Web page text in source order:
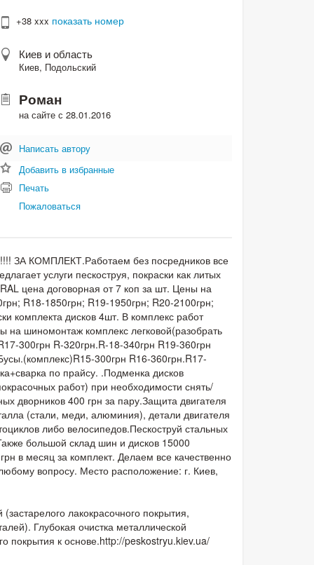
+38 xxx показать номер
Киев и область
Киев, Подольский
Роман
на сайте с 28.01.2016
Написать автору
Добавить в избранные
Печать
Пожаловаться
ЗА КОМПЛЕКТ.Работаем без посредников все
услуги пескоструя, покраски как литых
цена договорная от 7 коп за шт. Цены на
R18-1850грн; R19-1950грн; R20-2100грн;
комплекта дисков 4шт. В комплекс работ
на шиномонтаж комплекс легковой(разобрать
300грн R-320грн.R-18-340грн R19-360грн
300грн R16-360грн.R17-
по прайсу. .Подменка дисков
работ) при необходимости снять/
дворников 400 грн за пару.Защита двигателя
(стали, меди, алюминия), детали двигателя
либо велосипедов.Пескоструй стальных
большой склад шин и дисков 15000
в месяц за комплект. Делаем все качественно
вопросу. Место расположение: г. Киев,
лакокрасочного покрытия,
Глубокая очистка металлической
покрытия к основе.http://peskostryu.kiev.ua/